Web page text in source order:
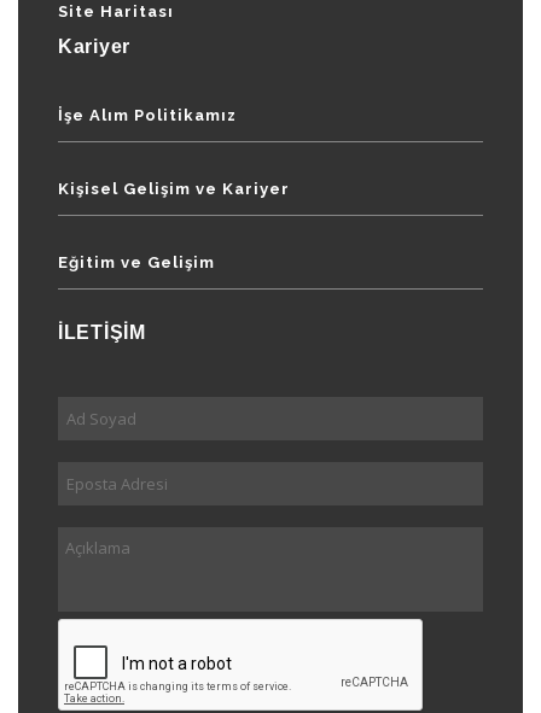
Site Haritası
Kariyer
İşe Alım Politikamız
Kişisel Gelişim ve Kariyer
Eğitim ve Gelişim
İLETİŞİM